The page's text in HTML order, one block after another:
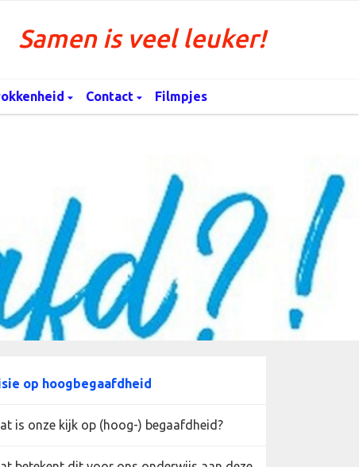
Samen is veel leuker!
Contact Filmpjes
op hoogbegaafdheid
is onze kijk op (hoog-) begaafdheid?